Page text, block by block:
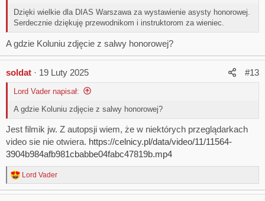
:
Dzięki wielkie dla DIAS Warszawa za wystawienie asysty honorowej.
Serdecznie dziękuję przewodnikom i instruktorom za wieniec.
A gdzie Koluniu zdjęcie z salwy honorowej?
soldat 19 Luty 2025 #13
Lord Vader napisał:
A gdzie Koluniu zdjęcie z salwy honorowej?
Jest filmik jw. Z autopsji wiem, że w niektórych przeglądarkach
video sie nie otwiera. https://celnicy.pl/data/video/11/11564-
3904b984afb981cbabbe04fabc47819b.mp4
R
e
Lord Vader